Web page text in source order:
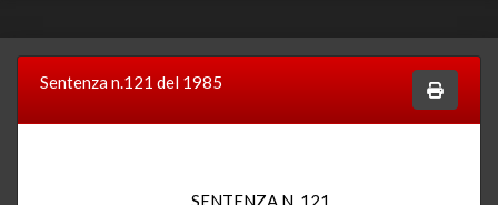
Sentenza n.121 del 1985
SENTENZA N. 121